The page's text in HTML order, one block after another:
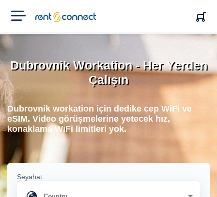
RENT'N
CONNECT
Dubrovnik Workation - Her Yerden
Çalışın
Dubrovnik workation için dedike cep WiFi ve
eSIM. Video görüşmelerine yetecek hız,
konaklama WiFi limitleri yok.
Seyahat: